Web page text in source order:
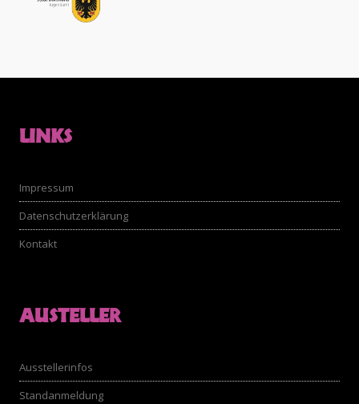
LINKS
Impressum
Datenschutzerklärung
Kontakt
AUSTELLER
Ausstellerinfos
Standanmeldung